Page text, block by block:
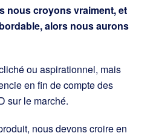
nous croyons vraiment, et
alors nous aurons
ou aspirationnel, mais
en fin de compte des
sur le marché.
nous devons croire en